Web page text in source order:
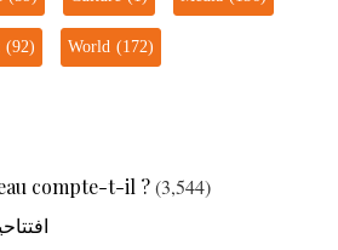
(92) World(172)
compte-t-il ?(3,544)